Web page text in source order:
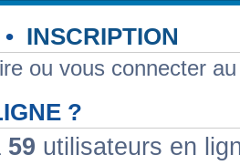
• INSCRIPTION
ou vous connecter
?
59 utilisateurs en